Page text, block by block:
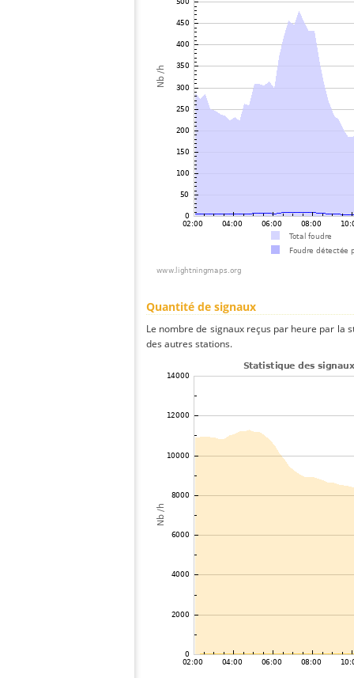
Quantité de signaux
Le nombre de signaux reçus par heure par la
des autres stations.